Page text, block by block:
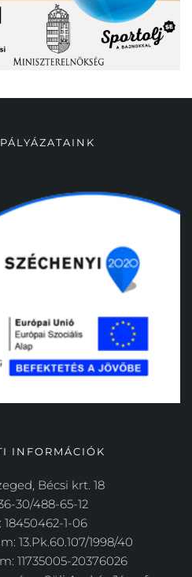
INFORMÁCIÓK
Bécsi krt. 18
30/488-65-12
1-06
13.Pk.60.107/1998/40
11735005-20376026